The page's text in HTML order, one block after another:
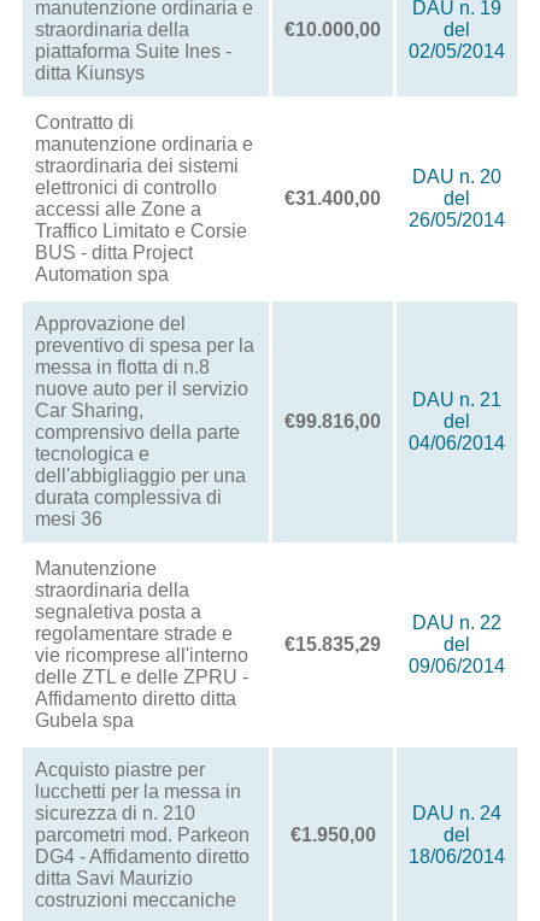
manutenzione ordinaria e
straordinaria della
piattaforma Suite Ines -
ditta Kiunsys
€10.000,00
DAU n. 19
del
02/05/2014
Contratto di
manutenzione ordinaria e
straordinaria dei sistemi
elettronici di controllo
accessi alle Zone a
Traffico Limitato e Corsie
BUS - ditta Project
Automation spa
€31.400,00
DAU n. 20
del
26/05/2014
Approvazione del
preventivo di spesa per la
messa in flotta di n.8
nuove auto per il servizio
Car Sharing,
comprensivo della parte
tecnologica e
dell'abbigliaggio per una
durata complessiva di
mesi 36
€99.816,00
DAU n. 21
del
04/06/2014
Manutenzione
straordinaria della
segnaletiva posta a
regolamentare strade e
vie ricomprese all'interno
delle ZTL e delle ZPRU -
Affidamento diretto ditta
Gubela spa
€15.835,29
DAU n. 22
del
09/06/2014
Acquisto piastre per
lucchetti per la messa in
sicurezza di n. 210
parcometri mod. Parkeon
DG4 - Affidamento diretto
ditta Savi Maurizio
costruzioni meccaniche
€1.950,00
DAU n. 24
del
18/06/2014